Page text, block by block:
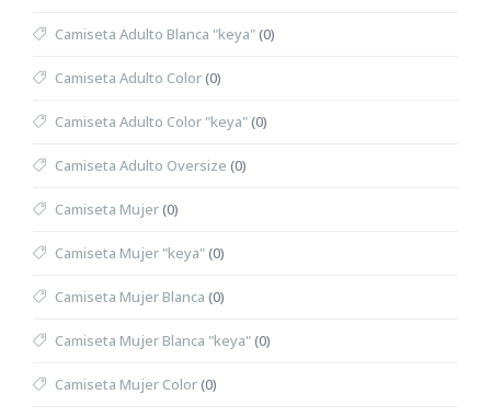
Camiseta Adulto Blanca "keya"(0)
Camiseta Adulto Color(0)
Camiseta Adulto Color "keya"(0)
Camiseta Adulto Oversize (0)
Camiseta Mujer(0)
Camiseta Mujer "keya"(0)
Camiseta Mujer Blanca (0)
Camiseta Mujer Blanca "keya"(0)
Camiseta Mujer Color(0)